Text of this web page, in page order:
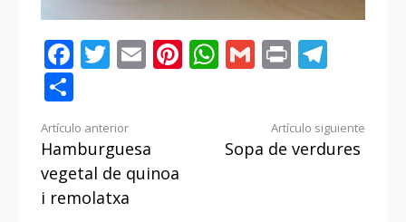
Facebook
Twitter
EmailPinterest
WhatsApp
Gmail
Print
Seguir
leyendo
Artículo anterior
Hamburguesa
vegetal de quinoa
i remolatxa
Artículo siguiente
Sopa de verdures